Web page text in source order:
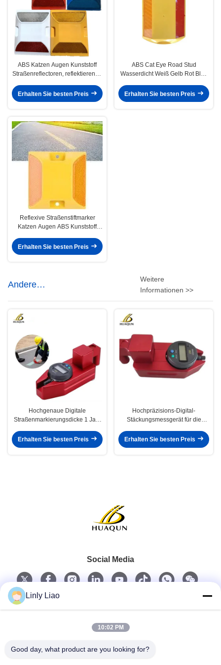
ABS Katzen Augen Kunststoff
Straßenreflectoren, reflektierende
Blau
Erhalten Sie besten Preis
ABS Cat Eye Road Stud
Wasserdicht Weiß Gelb Rot Blau
Erhalten Sie besten Preis
Reflexive Straßenstiftmarker
Katzen Augen ABS Kunststoff
Erhalten Sie besten Preis
Andere
Verkehrssicherheitsprodukte
Weitere
Informationen >>
Hochgenaue Digitale
Straßenmarkierungsdicke 1 Jahr
Erhalten Sie besten Preis
Hochpräzisions-Digital-
Stäckungsmessgerät für die
Erhalten Sie besten Preis
Social Media
Schneller Kontakt
Telefon
Linly Liao
10:02 PM
Good day, what product are you looking for?